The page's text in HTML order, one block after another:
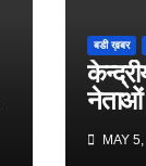
बडी ख़बर
नेताओं
MAY